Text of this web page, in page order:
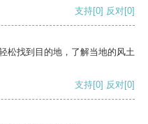
支持[0] 反对[0]
松找到目的地，了解当地的风土
支持[0] 反对[0]